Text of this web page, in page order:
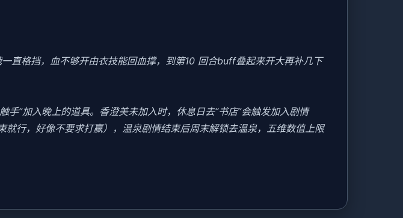
直格挡，血不够开由衣技能回血撑，到第10 回合buff叠起来开大再补几下
手”加入晚上的道具。香澄美未加入时，休息日去“书店”会触发加入剧情
行，好像不要求打赢），温泉剧情结束后周末解锁去温泉，五维数值上限